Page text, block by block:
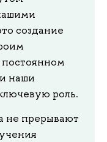
создание
постоянном
наши
роль.
не прерывают